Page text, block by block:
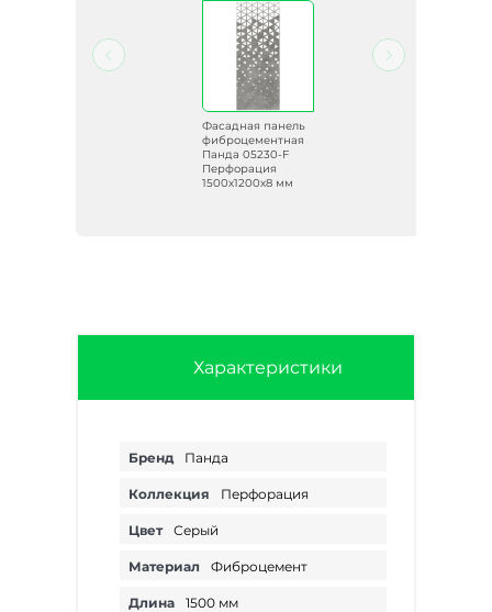
Фасадная панель
фиброцементная
Панда 05230-F
Перфорация
1500х1200х8 мм
Характеристики
Бренд Панда
Коллекция Перфорация
Цвет Серый
Материал Фиброцемент
Длина 1500 мм